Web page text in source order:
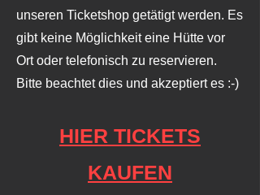
unseren Ticketshop getätigt werden. Es
gibt keine Möglichkeit eine Hütte vor
Ort oder telefonisch zu reservieren.
Bitte beachtet dies und akzeptiert es :-)
HIER TICKETS
KAUFEN